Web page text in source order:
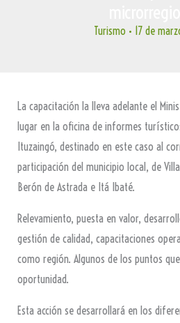
Turismo• 17 de
La capacitación la lleva adelante el
lugar en la oficina de informes
Ituzaingó, destinado en este caso al
participación del municipio local, de
Berón de Astrada e Itá Ibaté.
Relevamiento, puesta en valor,
gestión de calidad, capacitaciones
como región. Algunos de los puntos
oportunidad.
Esta acción se desarrollará en los